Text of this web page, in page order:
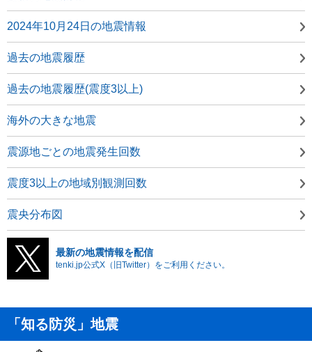
2024年10月24日の地震情報
過去の地震履歴
過去の地震履歴(震度3以上)
海外の大きな地震
震源地ごとの地震発生回数
震度3以上の地域別観測回数
震央分布図
最新の地震情報を配信
tenki.jp公式X（旧Twitter）をご利用ください。
「知る防災」地震